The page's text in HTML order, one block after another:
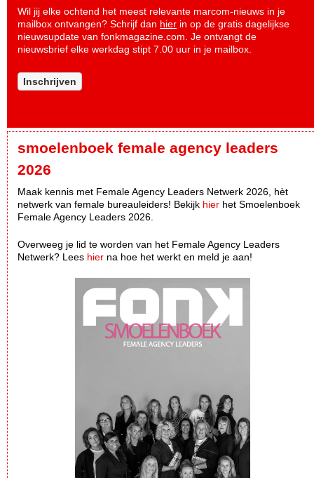
Wil jij elke ochtend het meest relevante marcom-nieuws in je
mailbox ontvangen? Schrijf dan hier in op de gratis dagelijkse
nieuwsupdate van fonkmagazine.com. Je ontvangt de
nieuwsbrief elke werkdag stipt 7.00 uur in je mailbox.
Inschrijven
smoelenboek female agency leaders
2026
Maak kennis met Female Agency Leaders Netwerk 2026, hèt
netwerk van female bureauleiders! Bekijk hier het Smoelenboek
Female Agency Leaders 2026.
Overweeg je lid te worden van het Female Agency Leaders
Netwerk? Lees hier na hoe het werkt en meld je aan!